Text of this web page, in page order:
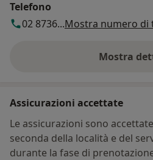
Telefono
02 8736...Mostra numero di
Mostra
Assicurazioni accettate
Le assicurazioni sono
seconda della località e del
durante la fase di